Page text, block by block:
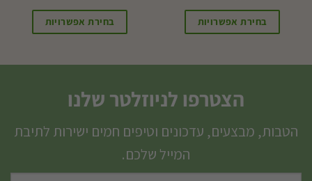
בחירת אפשרויות בחירת אפשרויות
הצטרפו לניוזלטר שלנו
הטבות, מבצעים, עדכונים וטיפים חמים ישירות לתיבת
המייל שלכם.